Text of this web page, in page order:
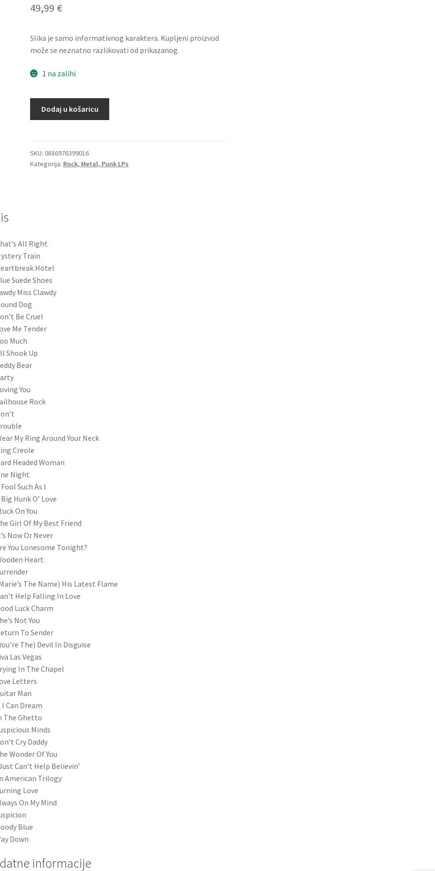
49,99 €
Slika je samo informativnog karaktera. Kupljeni proizvod
može se neznatno razlikovati od prikazanog.
1 na zalihi
50
Greatest
Dodaj u košaricu
SKU:0886976399016
Kategorija: Rock, Metal, Punk LPs
All Right
Train
Hotel
Suede Shoes
Miss Clawdy
Dog
Be Cruel
Me Tender
Much
Shook Up
Bear
You
Rock
My Ring Around Your Neck
Creole
Headed Woman
Night
Fool Such As I
Big Hunk O’ Love
On You
Girl Of My Best Friend
Now Or Never
You Lonesome Tonight?
Heart
The Name) His Latest Flame
Help Falling In Love
Luck Charm
Not You
To Sender
The) Devil In Disguise
Las Vegas
In The Chapel
Letters
Man
Can Dream
The Ghetto
Minds
Cry Daddy
Wonder Of You
Can’t Help Believin’
American Trilogy
Love
On My Mind
Blue
Down
informacije